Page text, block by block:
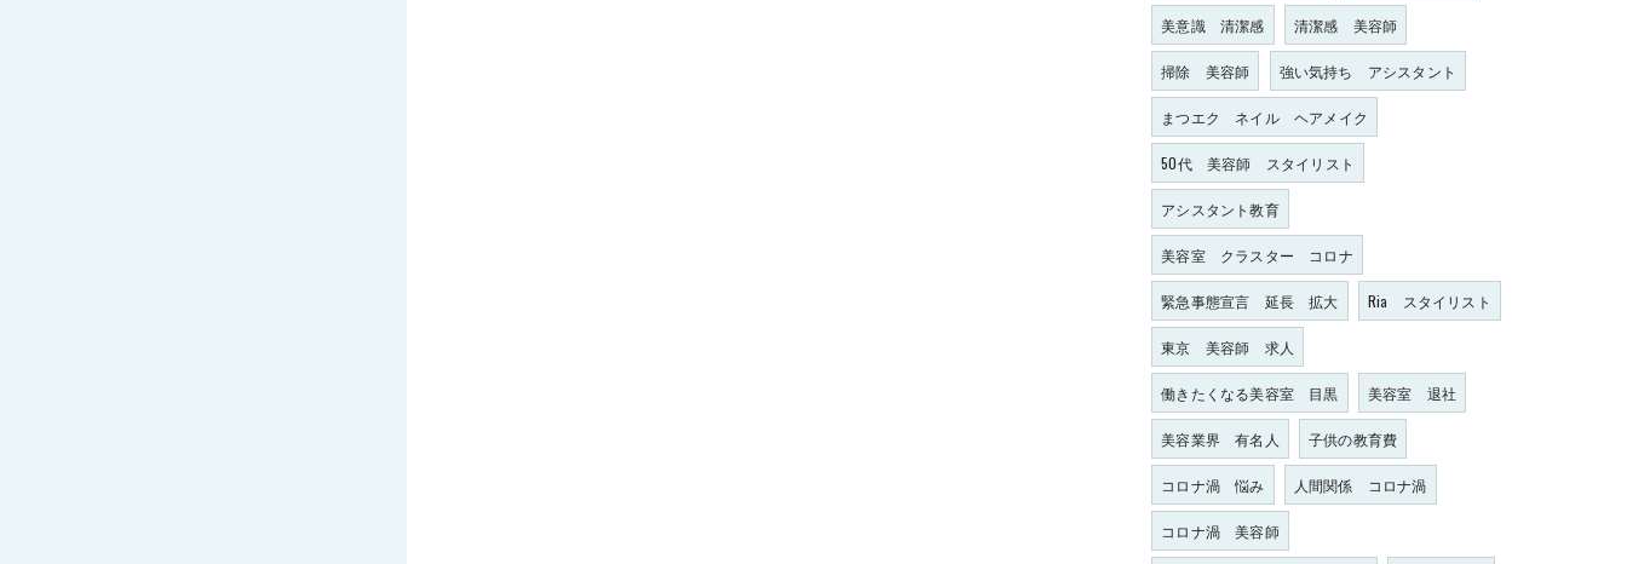
美意識 清潔感 清潔感 美容師
掃除 美容師 強い気持ち アシスタント
まつエク ネイル ヘアメイク
50代 美容師 スタイリスト
アシスタント教育
美容室 クラスター コロナ
緊急事態宣言 延長 拡大 Ria スタイリスト
東京 美容師 求人
働きたくなる美容室 目黒 美容室 退社
美容業界 有名人 子供の教育費
コロナ渦 悩み 人間関係 コロナ渦
コロナ渦 美容師